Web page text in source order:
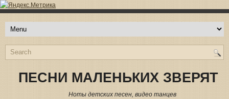
ПЕСНИ МАЛЕНЬКИХ ЗВЕРЯТ
Ноты детских песен, видео танцев